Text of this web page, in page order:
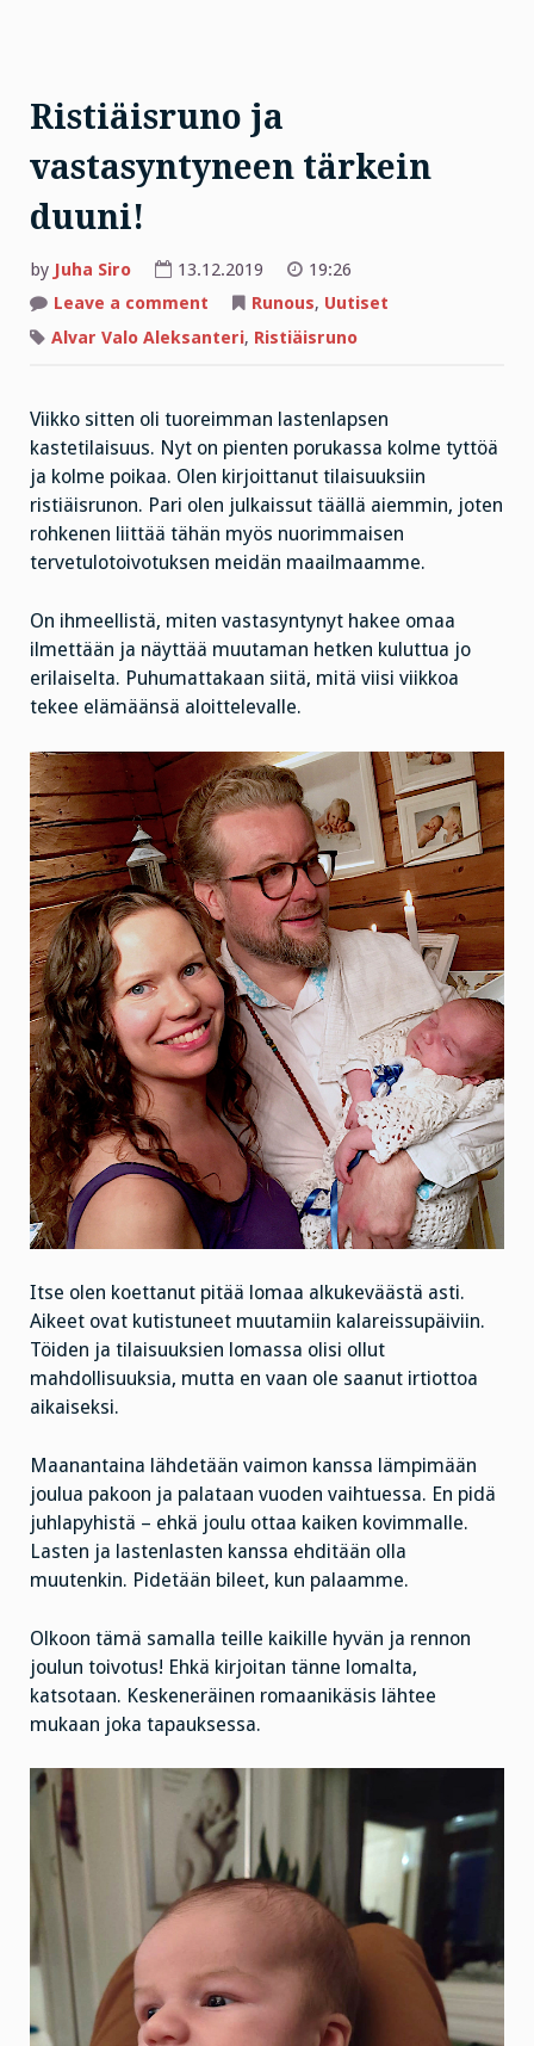
Ristiäisruno ja
vastasyntyneen tärkein
duuni!
by Juha Siro 13.12.2019
19:26
Leave a comment
ja
vastasyntyneen
Runous, Uutiset
Alvar Valo Aleksanteri, Ristiäisruno
Viikko sitten oli tuoreimman lastenlapsen
kastetilaisuus. Nyt on pienten porukassa kolme tyttöä
ja kolme poikaa. Olen kirjoittanut tilaisuuksiin
ristiäisrunon. Pari olen julkaissut täällä aiemmin, joten
rohkenen liittää tähän myös nuorimmaisen
tervetulotoivotuksen meidän maailmaamme.
On ihmeellistä, miten vastasyntynyt hakee omaa
ilmettään ja näyttää muutaman hetken kuluttua jo
erilaiselta. Puhumattakaan siitä, mitä viisi viikkoa
tekee elämäänsä aloittelevalle.
Itse olen koettanut pitää lomaa alkukeväästä asti.
Aikeet ovat kutistuneet muutamiin kalareissupäiviin.
Töiden ja tilaisuuksien lomassa olisi ollut
mahdollisuuksia, mutta en vaan ole saanut irtiottoa
aikaiseksi.
Maanantaina lähdetään vaimon kanssa lämpimään
joulua pakoon ja palataan vuoden vaihtuessa. En pidä
juhlapyhistä – ehkä joulu ottaa kaiken kovimmalle.
Lasten ja lastenlasten kanssa ehditään olla
muutenkin. Pidetään bileet, kun palaamme.
Olkoon tämä samalla teille kaikille hyvän ja rennon
joulun toivotus! Ehkä kirjoitan tänne lomalta,
katsotaan. Keskeneräinen romaanikäsis lähtee
mukaan joka tapauksessa.